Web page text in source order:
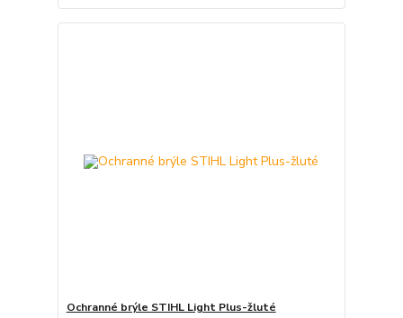
Ochranné brýle STIHL Light Plus-žluté